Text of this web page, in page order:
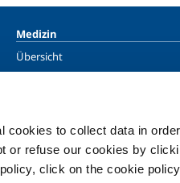
cookies to collect data in
or refuse our cookies by
click on the cookie
Medizin
Übersicht